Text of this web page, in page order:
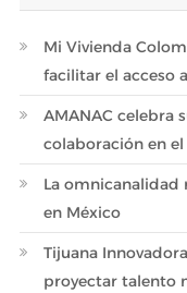
Mi Vivienda
facilitar el acceso
AMANAC celebra
colaboración en
La omnicanalidad
en México
Tijuana
proyectar talento